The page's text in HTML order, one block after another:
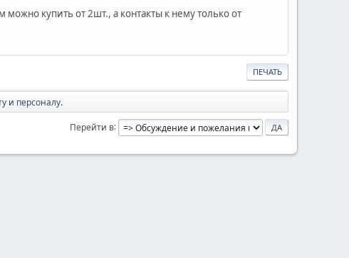
купить от 2шт., а контакты к нему только от
ПЕЧАТЬ
и персоналу.
Перейти в